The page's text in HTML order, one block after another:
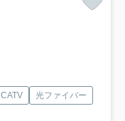
CATV
光ファイバー